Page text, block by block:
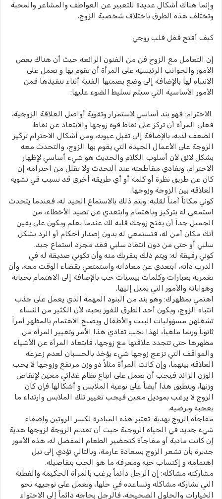
وإنما هناك أشكال عديدة للتعبير عن العواطف والمشاعر والمحبة
وتختلف هذه الطرق باختلاف شخصية الزوج.
كيف أفتح قفل قلب زوجي
إن التعامل مع الزوج فن من الفنون الرائعة حيث أن هناك بعض
الأمور والجوانب الرئيسية على المرأة أن تقوم بها و تعمل على
الانتباه لها بالإضافة إلى وضع بصمتها الفنية أثناء تنفيذها فمن
الأمور الأساسية التي سيتم تسليط الضوء عليها:
الاحترام: فهو بند أساسي لاستمرار وتقوية أواصل العلاقة الزوجية،
فعلى المرأة أن تركز على نقاط قوة زوجها والابتعاد عن نقاط
الضعف لديه، بالإضافة إلى تقبل عيوبه، ومن أشكال الاحترام تركيز
الزوجة على الأعمال الجيدة التي يقوم بها الزوج، والتحدث معه
بشكل لائق لأن أسلوب الكلام والحديث هو شيء أساسي لإظهار
الاحترام، وتفادي مقاطعته عند التحدث ولا تقلل من احترامه إن
كان عن طريق نظرة أو كلمة أو أي طريقة أخرى قد تسبب في تشويه
العلاقة بين الزوجة وزوجها.
كوني مكاناً آمناً لقلبه: ويتم ذلك بالاستماع الجيد له، فعندما يتحدث
استمعي له بتركيز وباهتمام وابتعدي عن تصيد الأخطاء، من
الجميل جداً أن يفتح زوجك قلبه لك عندما يعلم ويكون على يقين
أنك مكان آمن له، فتستمعي له بدون إصدار أحكام أو الرد بشكل
سلبي أو حتى من دون انتقاد سلبي فقد مجرد استماع جيد.
كوني رفيقة له: ويتم ذلك بتقربك منه وأن تكوني صديقة له في
الدرب ذاته، ابتعدي عن معاداته واستمتعي بقضاء الوقت معه، وأن
تغمريه بعبارات وكلمات بيسيات حب بالإضافة إلى الاهتمام بحياته
وهواياته والأمور التي يميل إليها.
اهتمي بمظهرك: وهو بند من البنود المهمة الذي يعمل على جذب
انتباه الزوج، ويكون أحد الطرق للفوز بحبه، لأن الكثير من النساء
تشغلهن مسؤوليات البيت والأطفال ويصبح الاهتمام بالمظهر أمراً
ثانوياً وربما ملغياً، لهذا يجب تفادي هذا الأمر وتغيير المرأة من
مظهرها حتى تتجدد علاقتها مع زوجها، فابتعاد المرأة عن الأشياء
والمواقف التي تزعج زوجها شيء يؤخذ بالحسبان لعدم زعزعة
العلاقة بينهما، وإن كانت المرأة مثلاً ذو وزن مرتفع وزوجها لا يحب
الوزن الزائد فيجب أن تعمل على اتباع نظام غذائي معين لإنقاص
وزنها، وينطبق هذا أيضاً على نوعية الملابس و أشكالها فإن كان
الزوج لا يرغب بموديل معين فيجب تغيير تلك الملابس وارتداء ما
يعجبه ويرضيه.
مفاجأة الزوج بهدية: تعتبر هذه المبادرة لكسر الروتين وإضفاء
شيء جديد في الحياة الزوجية حيث أن تقديم الزوجة لزوجها هدية
إن كانت مادية أو مفاجأة كتحضير الطعام المفضل له، هذه الأمور
جديرة بأن تشعر الزوج بسعادة عارمة، وبالتالي تؤدي إلى نيل
اهتمامه و إكتساب حبه ومعرفة ما هو الحب بتفاصيله.
مشاركته مشاكله: إن الرجل دائماً يرغب بالمرأة الحكيمة والفطنة
التي تشاركه مشاكله وتساعده في حلها، وتعمل على توجيهه نحو
الخيارات والحلول الصحيحة، فالرجل بحاجة دائماً إلى الاحتواء